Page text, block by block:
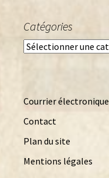
Catégories
Catégories
Courrier électronique
Contact
Plan du site
Mentions légales